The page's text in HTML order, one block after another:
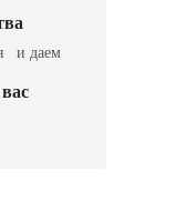
и даем